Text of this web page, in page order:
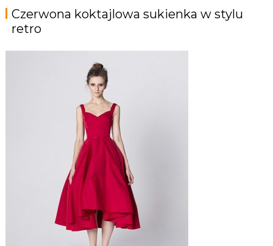
Czerwona koktajlowa sukienka w stylu
retro